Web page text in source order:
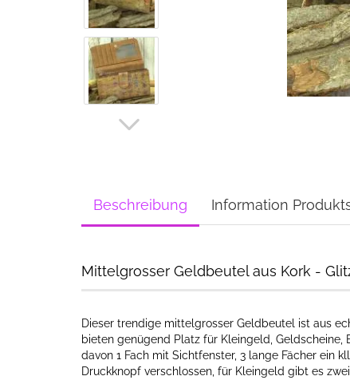
Beschreibung Information
Mittelgrosser Geldbeutel aus Kork -
Dieser trendige mittelgrosser Geldbeutel ist aus
bieten genügend Platz für Kleingeld, Geldscheine,
davon 1 Fach mit Sichtfenster, 3 lange Fächer ein
Druckknopf verschlossen, für Kleingeld gibt es